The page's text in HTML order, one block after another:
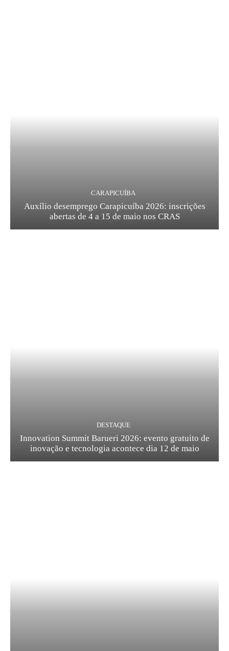
CARAPICUÍBA
Auxílio desemprego Carapicuíba 2026: inscrições
abertas de 4 a 15 de maio nos CRAS
DESTAQUE
Innovation Summit Barueri 2026: evento gratuito de
inovação e tecnologia acontece dia 12 de maio